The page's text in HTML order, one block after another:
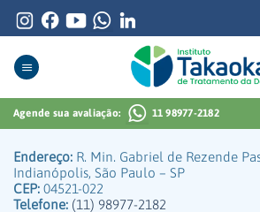
Skip
content
Agende sua avaliação: 11 98977-2182
Endereço: R. Min. Gabriel de Rezende
Indianópolis, São Paulo – SP
CEP: 04521-022
Telefone: (11) 98977-2182